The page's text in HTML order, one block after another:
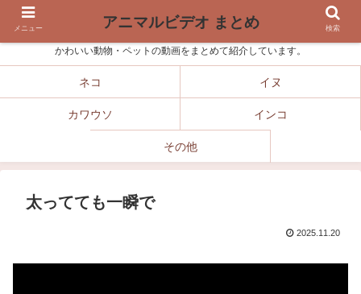
かわいい動物・ペットの動画をまとめて紹介しています。
ネコ イヌ
カワウソ インコ
その他
太ってても一瞬で
2025.11.20
メニュー アニマルビデオ まとめ 検索